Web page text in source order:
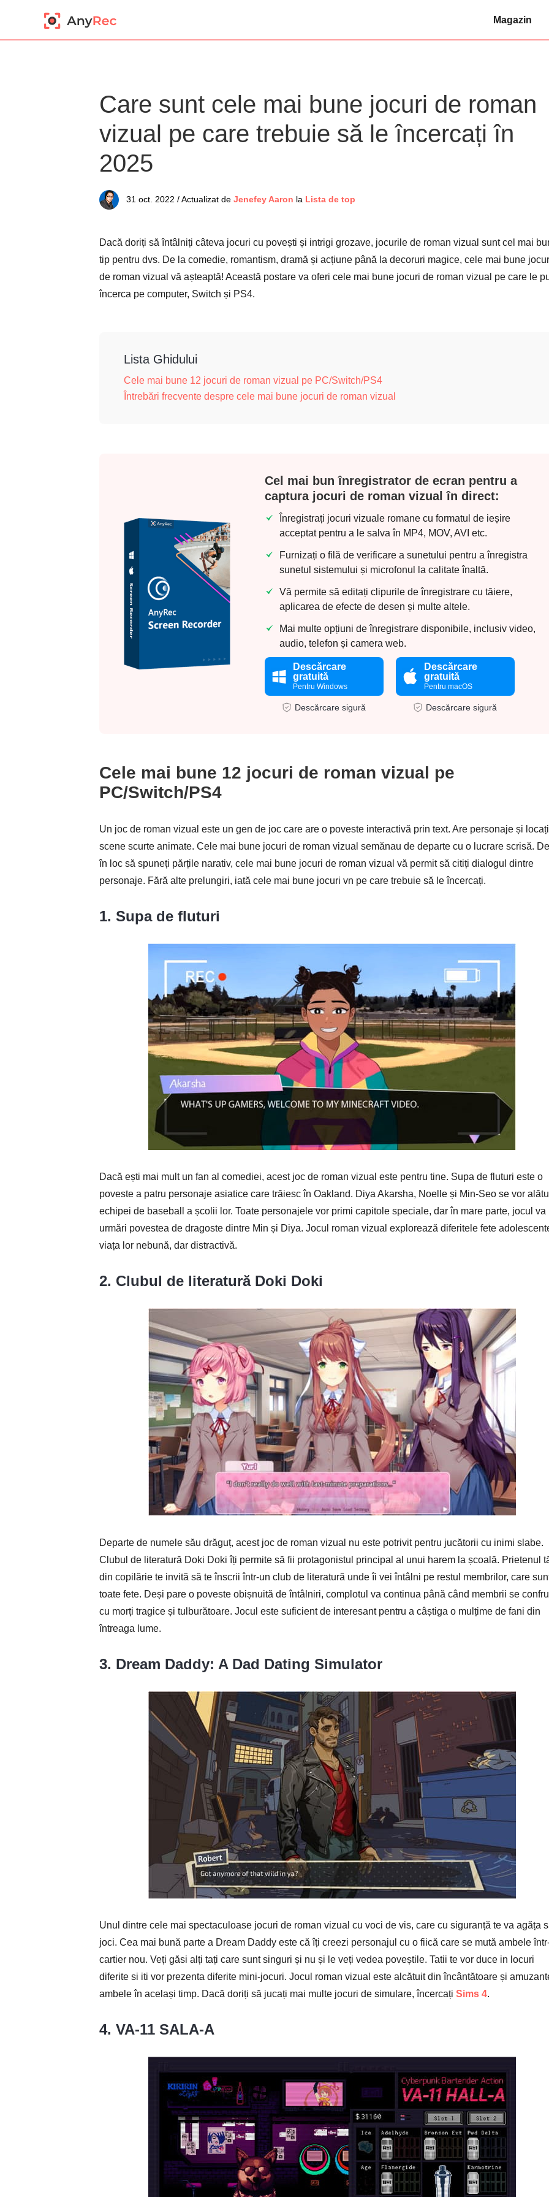
Magazin
Care sunt cele mai bune jocuri de roman
vizual pe care trebuie să le încercați în
2025
31 oct. 2022 / Actualizat de Jenefey Aaron la Lista de top
Dacă doriți să întâlniți câteva jocuri cu povești și intrigi grozave, jocurile de roman vizual sunt cel mai
tip pentru dvs. De la comedie, romantism, dramă și acțiune până la decoruri magice, cele mai bune
de roman vizual vă așteaptă! Această postare va oferi cele mai bune jocuri de roman vizual pe care le
încerca pe computer, Switch și PS4.
Lista Ghidului
Cele mai bune 12 jocuri de roman vizual pe PC/Switch/PS4
Întrebări frecvente despre cele mai bune jocuri de roman vizual
Cel mai bun înregistrator de ecran pentru a
captura jocuri de roman vizual în direct:
Înregistrați jocuri vizuale romane cu formatul de ieșire
acceptat pentru a le salva în MP4, MOV, AVI etc.
Furnizați o filă de verificare a sunetului pentru a înregistra
sunetul sistemului și microfonul la calitate înaltă.
Vă permite să editați clipurile de înregistrare cu tăiere,
aplicarea de efecte de desen și multe altele.
Mai multe opțiuni de înregistrare disponibile, inclusiv video,
audio, telefon și camera web.
Descărcare
gratuită
Pentru Windows
Descărcare sigură
Descărcare
gratuită
Pentru macOS
Descărcare sigură
Cele mai bune 12 jocuri de roman vizual pe
PC/Switch/PS4
Un joc de roman vizual este un gen de joc care are o poveste interactivă prin text. Are personaje și
scene scurte animate. Cele mai bune jocuri de roman vizual semănau de departe cu o lucrare scrisă.
în loc să spuneți părțile narativ, cele mai bune jocuri de roman vizual vă permit să citiți dialogul dintre
personaje. Fără alte prelungiri, iată cele mai bune jocuri vn pe care trebuie să le încercați.
1. Supa de fluturi
Dacă ești mai mult un fan al comediei, acest joc de roman vizual este pentru tine. Supa de fluturi este o
poveste a patru personaje asiatice care trăiesc în Oakland. Diya Akarsha, Noelle și Min-Seo se vor
echipei de baseball a școlii lor. Toate personajele vor primi capitole speciale, dar în mare parte, jocul va
urmări povestea de dragoste dintre Min și Diya. Jocul roman vizual explorează diferitele fete
viața lor nebună, dar distractivă.
2. Clubul de literatură Doki Doki
Departe de numele său drăguț, acest joc de roman vizual nu este potrivit pentru jucătorii cu inimi slabe.
Clubul de literatură Doki Doki îți permite să fii protagonistul principal al unui harem la școală. Prietenul
din copilărie te invită să te înscrii într-un club de literatură unde îi vei întâlni pe restul membrilor, care
toate fete. Deși pare o poveste obișnuită de întâlniri, complotul va continua până când membrii se
cu morți tragice și tulburătoare. Jocul este suficient de interesant pentru a câștiga o mulțime de fani din
întreaga lume.
3. Dream Daddy: A Dad Dating Simulator
Unul dintre cele mai spectaculoase jocuri de roman vizual cu voci de vis, care cu siguranță te va agăța
joci. Cea mai bună parte a Dream Daddy este că îți creezi personajul cu o fiică care se mută ambele
cartier nou. Veți găsi alți tați care sunt singuri și nu și le veți vedea poveștile. Tatii te vor duce in locuri
diferite si iti vor prezenta diferite mini-jocuri. Jocul roman vizual este alcătuit din încântătoare și
ambele în același timp. Dacă doriți să jucați mai multe jocuri de simulare, încercați Sims 4.
4. VA-11 SALA-A